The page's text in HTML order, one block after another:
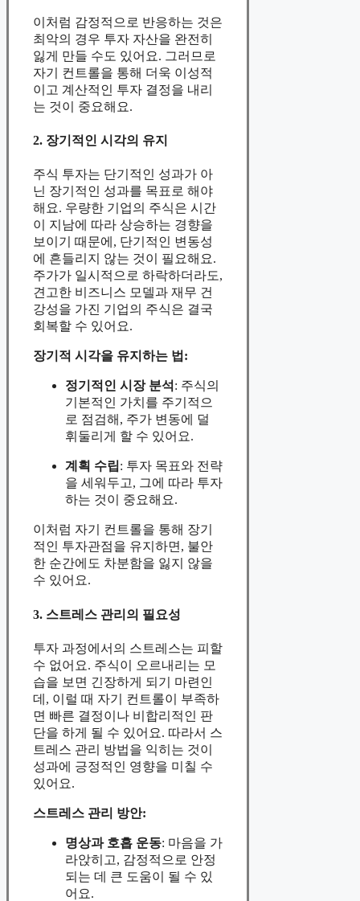
이처럼 감정적으로 반응하는 것은
최악의 경우 투자 자산을 완전히
잃게 만들 수도 있어요. 그러므로
자기 컨트롤을 통해 더욱 이성적
이고 계산적인 투자 결정을 내리
는 것이 중요해요.
2. 장기적인 시각의 유지
주식 투자는 단기적인 성과가 아
닌 장기적인 성과를 목표로 해야
해요. 우량한 기업의 주식은 시간
이 지남에 따라 상승하는 경향을
보이기 때문에, 단기적인 변동성
에 흔들리지 않는 것이 필요해요.
주가가 일시적으로 하락하더라도,
견고한 비즈니스 모델과 재무 건
강성을 가진 기업의 주식은 결국
회복할 수 있어요.
장기적 시각을 유지하는 법:
정기적인 시장 분석 : 주식의
기본적인 가치를 주기적으
로 점검해, 주가 변동에 덜
휘둘리게 할 수 있어요.
계획 수립: 투자 목표와 전략
을 세워두고, 그에 따라 투자
하는 것이 중요해요.
이처럼 자기 컨트롤을 통해 장기
적인 투자관점을 유지하면, 불안
한 순간에도 차분함을 잃지 않을
수 있어요.
3. 스트레스 관리의 필요성
투자 과정에서의 스트레스는 피할
수 없어요. 주식이 오르내리는 모
습을 보면 긴장하게 되기 마련인
데, 이럴 때 자기 컨트롤이 부족하
면 빠른 결정이나 비합리적인 판
단을 하게 될 수 있어요. 따라서 스
트레스 관리 방법을 익히는 것이
성과에 긍정적인 영향을 미칠 수
있어요.
스트레스 관리 방안:
명상과 호흡 운동: 마음을 가
라앉히고, 감정적으로 안정
되는 데 큰 도움이 될 수 있
어요.